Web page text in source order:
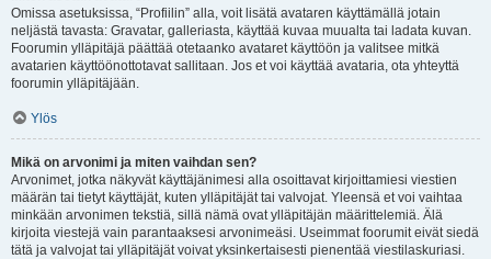
Omissa asetuksissa, “Profiilin” alla, voit lisätä avataren käyttämällä jotain
neljästä tavasta: Gravatar, galleriasta, käyttää kuvaa muualta tai ladata kuvan.
Foorumin ylläpitäjä päättää otetaanko avataret käyttöön ja valitsee mitkä
avatarien käyttöönottotavat sallitaan. Jos et voi käyttää avataria, ota yhteyttä
foorumin ylläpitäjään.
Ylös
Mikä on arvonimi ja miten vaihdan sen?
Arvonimet, jotka näkyvät käyttäjänimesi alla osoittavat kirjoittamiesi viestien
määrän tai tietyt käyttäjät, kuten ylläpitäjät tai valvojat. Yleensä et voi vaihtaa
minkään arvonimen tekstiä, sillä nämä ovat ylläpitäjän määrittelemiä. Älä
kirjoita viestejä vain parantaaksesi arvonimeäsi. Useimmat foorumit eivät siedä
tätä ja valvojat tai ylläpitäjät voivat yksinkertaisesti pienentää viestilaskuriasi.